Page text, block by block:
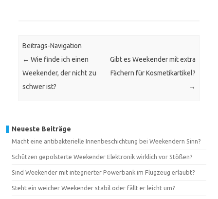
Beitrags-Navigation
← Wie finde ich einen
Weekender, der nicht zu
schwer ist?
Gibt es Weekender mit extra
Fächern für Kosmetikartikel?
→
Neueste Beiträge
Macht eine antibakterielle Innenbeschichtung bei Weekendern Sinn?
Schützen gepolsterte Weekender Elektronik wirklich vor Stößen?
Sind Weekender mit integrierter Powerbank im Flugzeug erlaubt?
Steht ein weicher Weekender stabil oder fällt er leicht um?